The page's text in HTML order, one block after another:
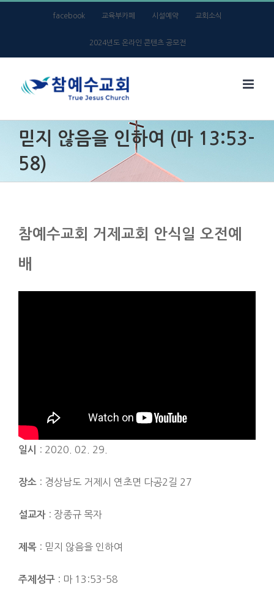
facebook 교육부카페 시설예약 교회소식
2024년도 온라인 콘텐츠 공모전
믿지 않음을 인하여 (마 13:53-
58)
참예수교회 거제교회 안식일 오전예
배
일시 : 2020. 02. 29.
장소 : 경상남도 거제시 연초면 다공2길 27
설교자 : 장종규 목자
제목 : 믿지 않음을 인하여
주제성구 : 마 13:53-58